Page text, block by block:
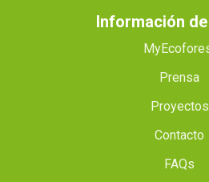
Información
Prensa
Proyectos
Contacto
FAQs